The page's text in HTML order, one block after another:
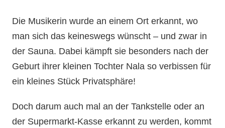
Die Musikerin wurde an einem Ort erkannt, wo
man sich das keineswegs wünscht – und zwar in
der Sauna. Dabei kämpft sie besonders nach der
Geburt ihrer kleinen Tochter Nala so verbissen für
ein kleines Stück Privatsphäre!
Doch darum auch mal an der Tankstelle oder an
der Supermarkt-Kasse erkannt zu werden, kommt